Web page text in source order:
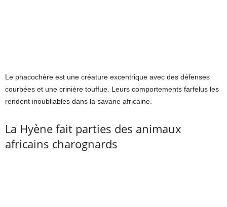
Le phacochère est une créature excentrique avec des défenses
courbées et une crinière touffue. Leurs comportements farfelus les
rendent inoubliables dans la savane africaine.
La Hyène fait parties des animaux
africains charognards